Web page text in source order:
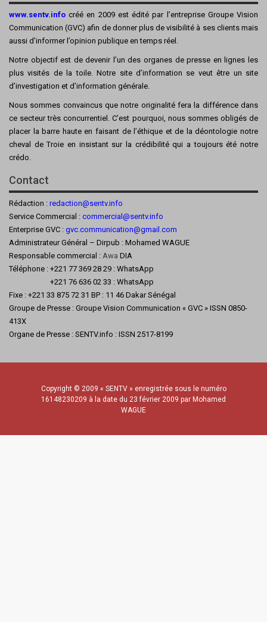
www.sentv.info créé en 2009 est édité par l’entreprise Groupe Vision
Communication (GVC) afin de donner plus de visibilité à ses clients mais
aussi d’informer l’opinion publique en temps réel.
Notre objectif est de devenir l’un des organes de presse en lignes les
plus visités de la toile. Notre site d’information se veut être un site
d’investigation et d’information générale.
Nous sommes convaincus que notre originalité fera la différence dans
ce secteur très concurrentiel. C’est pourquoi, nous sommes obligés de
placer la barre haute en faisant de l’éthique et de la déontologie notre
cheval de Troie en insistant sur la crédibilité qui a toujours été notre
crédo.
Contact
Rédaction : redaction@sentv.info
Service Commercial : commercial@sentv.info
Enterprise GVC : gvc.communication@gmail.com
Administrateur Général – Dirpub : Mohamed WAGUE
Responsable commercial : Awa DIA
Téléphone : +221 77 369 28 29 : WhatsApp
+221 76 636 02 33 : WhatsApp
Fixe : +221 33 875 72 31 BP : 11 46 Dakar Sénégal
Groupe de Presse : Groupe Vision Communication « GVC » ISSN 0850-
413X
Organe de Presse : SENTV.info : ISSN 2517-8199
Copyright © 2009 « SENTV » enregistrée sous le numéro
16148230209 à la date du 23 février 2009 par Mohamed
WAGUE